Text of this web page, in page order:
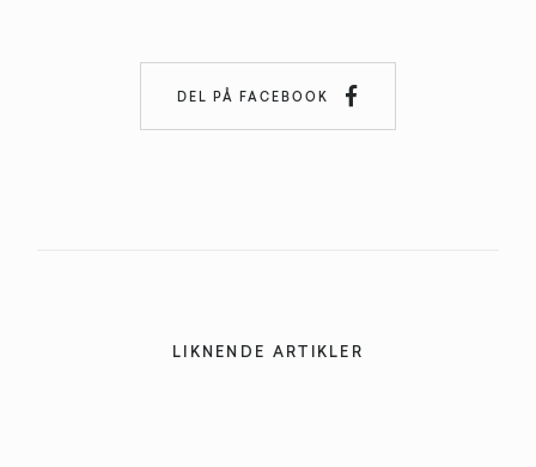
DEL PÅ FACEBOOK 
LIKNENDE ARTIKLER